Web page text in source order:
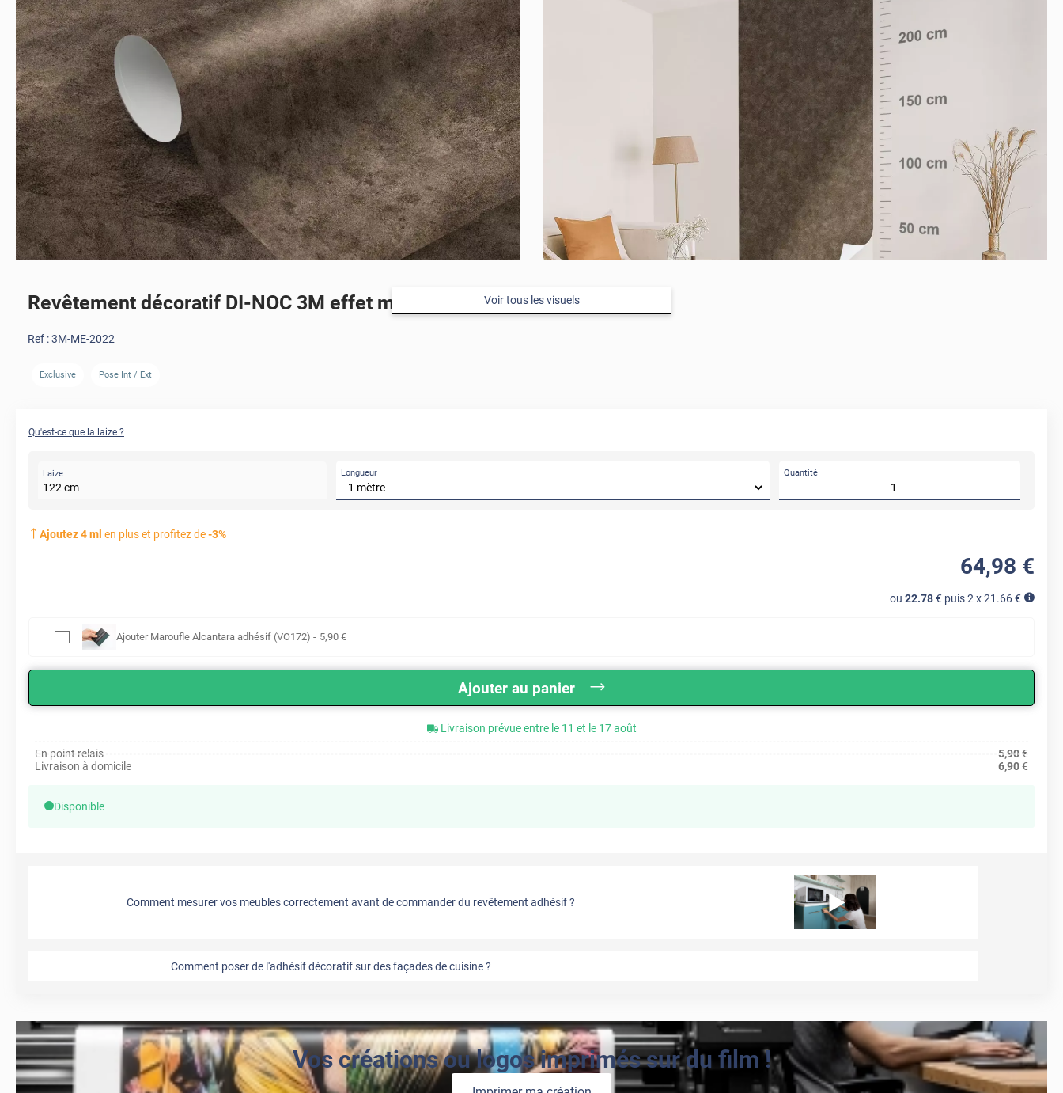
Voir tous les visuels
Revêtement décoratif DI-NOC 3M effet métal cuivré
Ref :3M-ME-2022
Exclusive Pose Int / Ext
Qu'est-ce que la laize ?
Laize
122cm
Longueur Quantité
Ajoutez4ml en plus et profitez de-3%
64,98 €
ou 22.78€ puis 2 x21.66€
Ajouter Maroufle Alcantara adhésif (VO172) - 5,90 €
Ajouter au panier
Livraison prévue entre le 11 et le 17 août
En point relais
5,90€
Livraison à domicile
6,90€
Disponible
Comment mesurer vos meubles correctement avant de commander du revêtement adhésif ?
Comment poser de l'adhésif décoratif sur des façades de cuisine ?
Vos créations ou logos imprimés sur du film !